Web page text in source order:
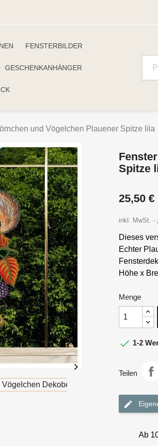
FENSTERBILDER
GESCHENKANHÄNGER
und Vögelchen Plauener Spitze lila

Spitze
25,50 €
inkl. MwSt.
Dieses
Echter
Höhe x
Menge
 1-2
Teilen
Ab